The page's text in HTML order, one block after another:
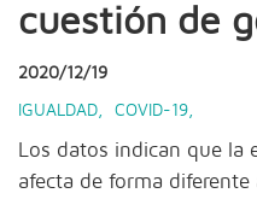
cuestión de
2020/12/19
IGUALDAD COVID-19
Los datos indican que la
afecta de forma